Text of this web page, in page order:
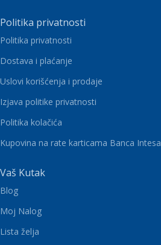
Politika privatnosti
Politika privatnosti
Dostava i plaćanje
Uslovi korišćenja i prodaje
Izjava politike privatnosti
Politika kolačića
Kupovina na rate karticama Banca Intesa
Vaš Kutak
Blog
Moj Nalog
Lista želja